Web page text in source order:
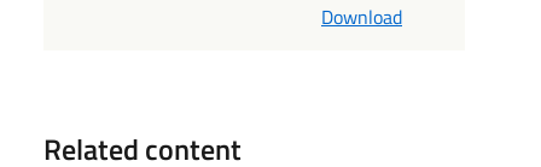
Download
Related content